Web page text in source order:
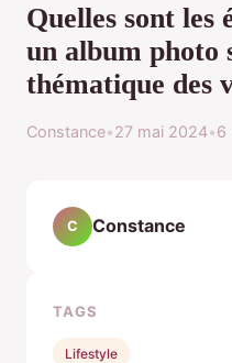
Quelles sont les
un album photo
thématique des
Constance•27 mai 2024•6
C Constance
TAGS
Lifestyle